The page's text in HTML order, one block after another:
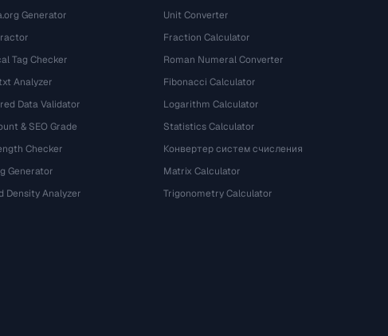
Generator
Tag Checker
Analyzer
Data Validator
& SEO Grade
Checker
Generator
Density Analyzer
Unit Converter
Fraction Calculator
Roman Numeral Converter
Fibonacci Calculator
Logarithm Calculator
Statistics Calculator
Конвертер систем счисления
Matrix Calculator
Trigonometry Calculator